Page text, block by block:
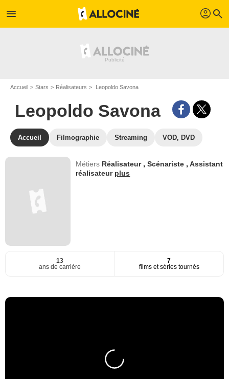
menu profil search
Accueil Stars Réalisateurs Leopoldo Savona
Leopoldo Savona
Accueil Filmographie Streaming VOD, DVD
Métiers Réalisateur ,Scénariste ,Assistant
réalisateur plus
13
ans de carrière
7
films et séries tournés